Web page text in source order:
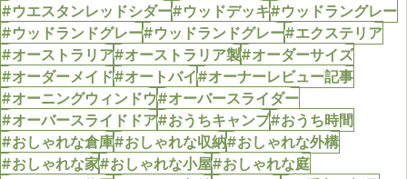
#ウエスタンレッドシダー#ウッドデッキ#ウッドラングレー
#ウッドランドグレー#ウッドランドグレー#エクステリア
#オーストラリア#オーストラリア製#オーダーサイズ
#オーダーメイド#オートバイ#オーナーレビュー記事
#オーニングウィンドウ#オーバースライダー
#オーバースライドドア#おうちキャンプ#おうち時間
#おしゃれな倉庫#おしゃれな収納#おしゃれな外構
#おしゃれな家#おしゃれな小屋#おしゃれな庭